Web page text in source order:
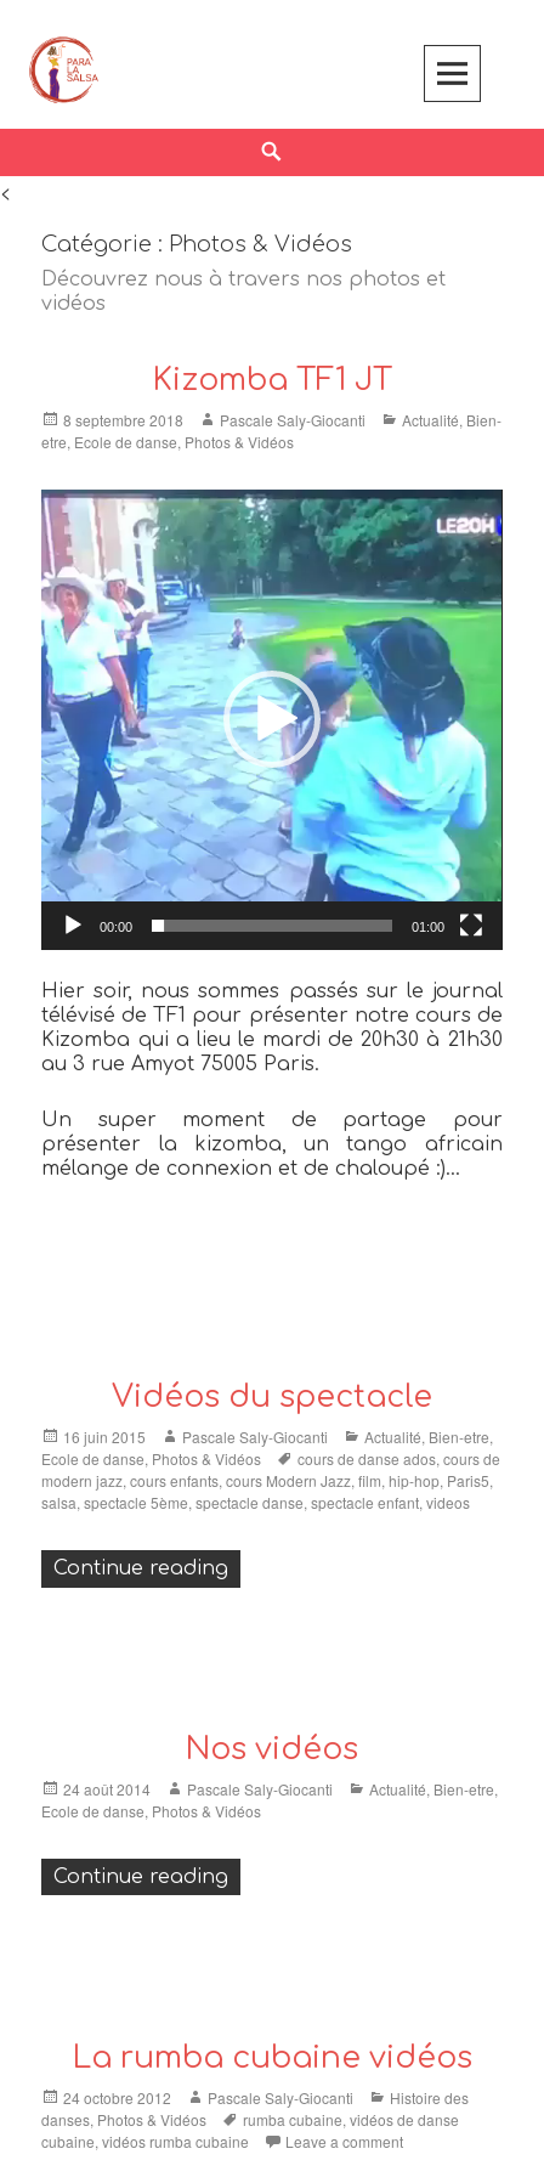
content
<
Catégorie : Photos & Vidéos
Découvrez nous à travers nos photos et
vidéos
Kizomba TF1 JT
Posted
on
8 septembre 2018 Author
Pascale Saly-Giocanti Categories
Actualité, Bien-
etre, Ecole de danse, Photos & Vidéos
Lecteur
vidéo
00:00 01:00
Hier soir, nous sommes passés sur le journal
télévisé de TF1 pour présenter notre cours de
Kizomba qui a lieu le mardi de 20h30 à 21h30
au 3 rue Amyot 75005 Paris.
Un super moment de partage pour
présenter la kizomba, un tango africain
mélange de connexion et de chaloupé :)…
Vidéos du spectacle
Posted
on
16 juin 2015 Author
Pascale Saly-Giocanti Categories
Actualité, Bien-etre,
Ecole de danse, Photos & Vidéos Tags
cours de danse ados,cours de
modern jazz,cours enfants,cours Modern Jazz,film, hip-hop, Paris5,
salsa,spectacle 5ème,spectacle danse,spectacle enfant,videos
Continue reading
Nos vidéos
Posted
on
24 août 2014 Author
Pascale Saly-Giocanti Categories
Actualité, Bien-etre,
Ecole de danse, Photos & Vidéos
Continue reading
La rumba cubaine vidéos
Posted
on
24 octobre 2012 Author
Pascale Saly-Giocanti Categories
Histoire des
danses, Photos & Vidéos Tags
rumba cubaine,vidéos de danse
cubaine,vidéos rumba cubaine Leave a comment